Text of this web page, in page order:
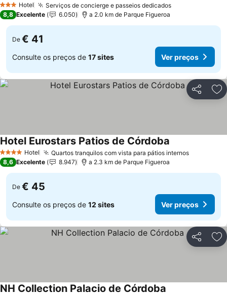
3 EstrelasHotel Serviços de concierge e passeios dedicados
8,8 Excelente 6.050 a 2.0 km de Parque Figueroa
De € 41
Consulte os preços de 17 sites Ver preços
Partilhar
4 EstrelasHotel Quartos tranquilos com vista para pátios internos
Hotel Eurostars Patios de Córdoba
8,6 Excelente 8.947 a 2.3 km de Parque Figueroa
De € 45
Consulte os preços de 12 sites Ver preços
Partilhar
NH Collection Palacio de Córdoba